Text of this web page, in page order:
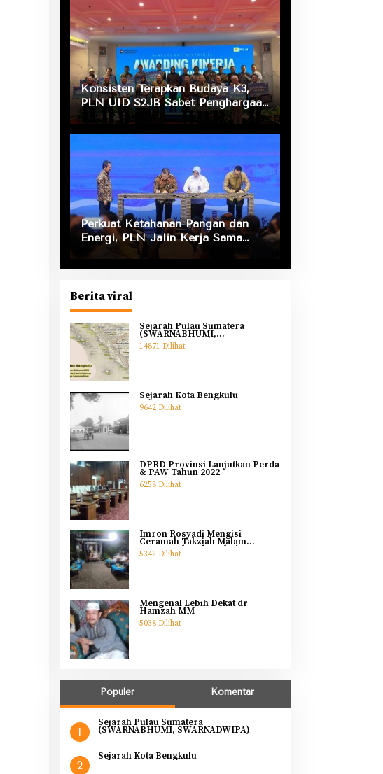
Konsisten Terapkan Budaya K3,
PLN UID S2JB Sabet Penghargaan
Zero Accident
Perkuat Ketahanan Pangan dan
Energi, PLN Jalin Kerja Sama
Strategis dengan Kementerian
Berita viral
Sejarah Pulau Sumatera
(SWARNABHUMI,
SWARNADWIPA)
14871 Dilihat
Sejarah Kota Bengkulu
9642 Dilihat
DPRD Provinsi Lanjutkan Perda
& PAW Tahun 2022
6258 Dilihat
Imron Rosyadi Mengisi
Ceramah Takziah Malam
Pertama Ibunda Helmi
5342 Dilihat
Mengenal Lebih Dekat dr
Hamzah MM
5038 Dilihat
Populer Komentar
1
Sejarah Pulau Sumatera
(SWARNABHUMI, SWARNADWIPA)
2
Sejarah Kota Bengkulu